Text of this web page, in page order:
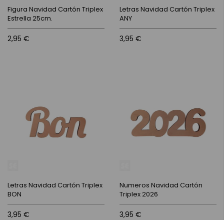
Figura Navidad Cartón Triplex
Estrella 25cm.
2,95 €
Letras Navidad Cartón Triplex
ANY
3,95 €
Letras Navidad Cartón Triplex
BON
3,95 €
Numeros Navidad Cartón
Triplex 2026
3,95 €